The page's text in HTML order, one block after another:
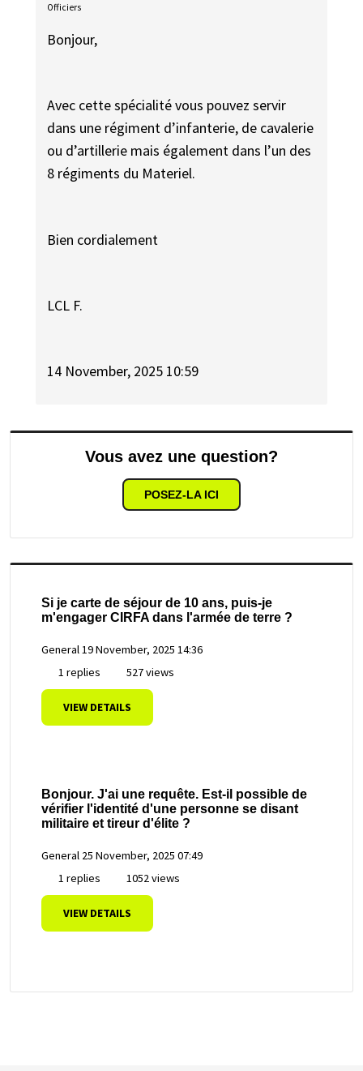
Officiers
Bonjour,
Avec cette spécialité vous pouvez servir
dans une régiment d’infanterie, de cavalerie
ou d’artillerie mais également dans l’un des
8 régiments du Materiel.
Bien cordialement
LCL F.
14 November, 2025 10:59
Vous avez une question?
POSEZ-LA ICI
Si je carte de séjour de 10 ans, puis-je
m'engager CIRFA dans l'armée de terre ?
General19 November, 2025 14:36
1 replies
527 views
VIEW DETAILS
Bonjour. J'ai une requête. Est-il possible de
vérifier l'identité d'une personne se disant
militaire et tireur d'élite ?
General 25 November, 2025 07:49
1 replies
1052 views
VIEW DETAILS